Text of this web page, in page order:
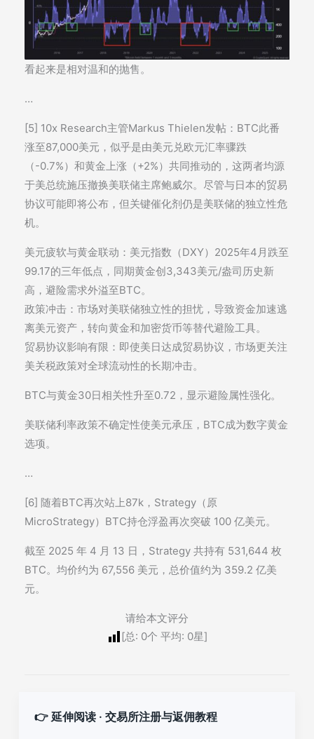
看起来是相对温和的抛售。
…
[5] 10x Research主管Markus Thielen发帖：BTC此番
涨至87,000美元，似乎是由美元兑欧元汇率骤跌
（-0.7%）和黄金上涨（+2%）共同推动的，这两者均源
于美总统施压撤换美联储主席鲍威尔。尽管与日本的贸易
协议可能即将公布，但关键催化剂仍是美联储的独立性危
机。
美元疲软与黄金联动：美元指数（DXY）2025年4月跌至
99.17的三年低点，同期黄金创3,343美元/盎司历史新
高，避险需求外溢至BTC。
政策冲击：市场对美联储独立性的担忧，导致资金加速逃
离美元资产，转向黄金和加密货币等替代避险工具。
贸易协议影响有限：即使美日达成贸易协议，市场更关注
美关税政策对全球流动性的长期冲击。
BTC与黄金30日相关性升至0.72，显示避险属性强化。
美联储利率政策不确定性使美元承压，BTC成为数字黄金
选项。
…
[6] 随着BTC再次站上87k，Strategy（原
MicroStrategy）BTC持仓浮盈再次突破 100 亿美元。
截至 2025 年 4 月 13 日，Strategy 共持有 531,644 枚
BTC。均价约为 67,556 美元，总价值约为 359.2 亿美
元。
请给本文评分
[总: 0个 平均: 0星]
👉 延伸阅读 · 交易所注册与返佣教程